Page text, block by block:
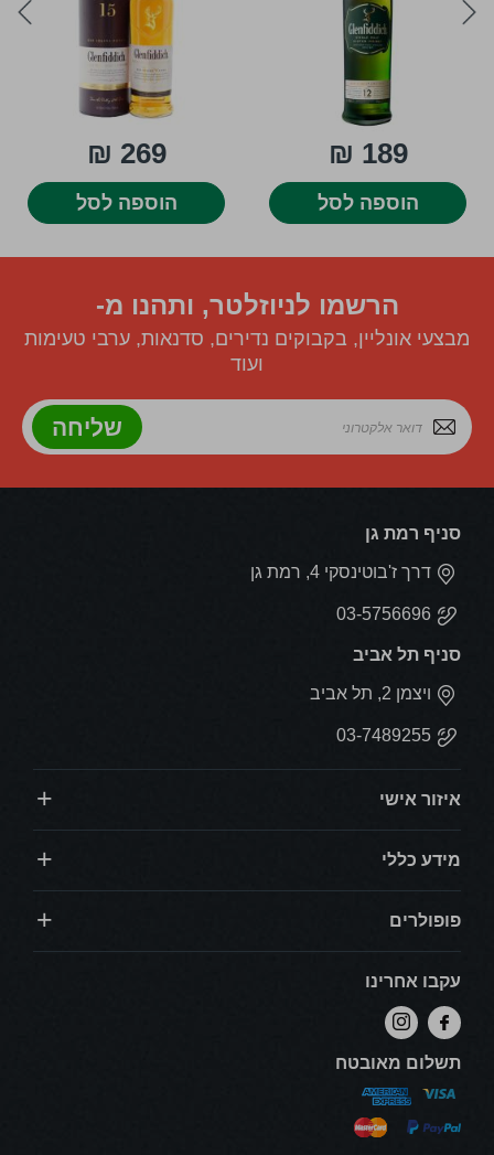
189 ₪
הוספה לסל
269 ₪
הוספה לסל
הרשמו לניוזלטר, ותהנו מ-
מבצעי אונליין, בקבוקים נדירים, סדנאות, ערבי טעימות
ועוד
שליחה
סניף רמת גן
דרך ז'בוטינסקי 4, רמת גן
03-5756696
סניף תל אביב
ויצמן 2, תל אביב
03-7489255
איזור אישי
מידע כללי
פופולרים
עקבו אחרינו
תשלום מאובטח